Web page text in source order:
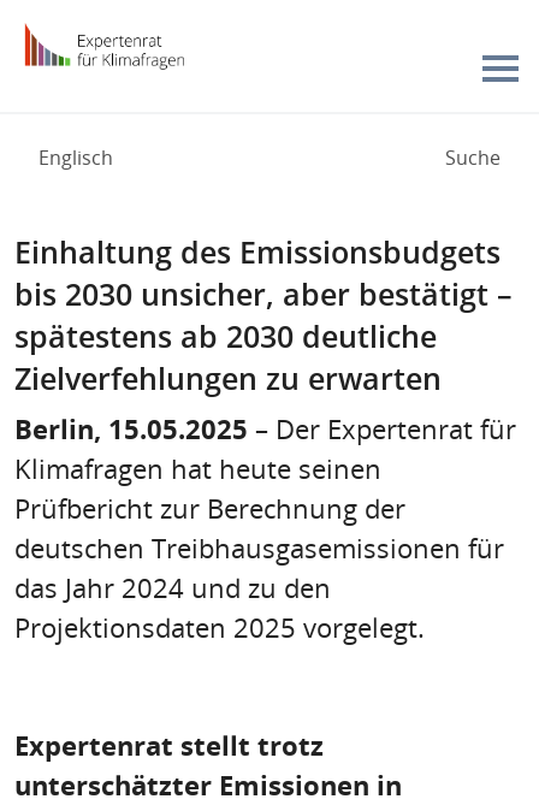
Englisch Suche
Einhaltung des Emissionsbudgets
bis 2030 unsicher, aber bestätigt –
spätestens ab 2030 deutliche
Zielverfehlungen zu erwarten
Berlin, 15.05.2025 – Der Expertenrat für
Klimafragen hat heute seinen
Prüfbericht zur Berechnung der
deutschen Treibhausgasemissionen für
das Jahr 2024 und zu den
Projektionsdaten 2025 vorgelegt.
Expertenrat stellt trotz
unterschätzter Emissionen in